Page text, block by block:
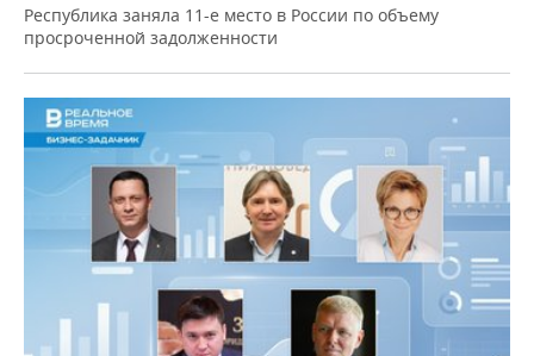
Республика заняла 11-е место в России по объему
просроченной задолженности